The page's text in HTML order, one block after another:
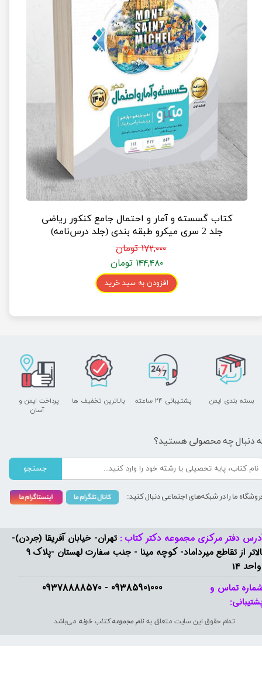
کتاب گسسته و آمار و احتمال جامع کنکور ریاضی
جلد 2 سری میکرو طبقه بندی (جلد درس‌نامه)
۱۷۲,۰۰۰ تومان
۱۴۴,۴۸۰ تومان
افزودن به سبد خرید
09385901000 - 09378888570​​​​​​​
دفتر مرکزی مجموعه دکتر کتاب : تهران- خیابان آفریقا (جردن)-
بالاتر از تقاطع میرداماد- کوچه مینا - جنب سفارت لهستان -پلاک 9
14
تمام حقوق این سایت متعلق بهنام مجموعه کتاب خونه می‌باشد.
تماس و
پشتیبانی ۲۴ ساعته
پرداخت ایمن و ​​​​​​​
آسان
بسته بندی ایمن بالاترین تخفیف ها
دنبال چه محصولی هستید؟
جستجو
ما را در شبکه‌های اجتماعی دنبال کنید: